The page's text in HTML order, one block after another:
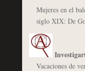
Mujeres en el
siglo XIX: De
Vacaciones de